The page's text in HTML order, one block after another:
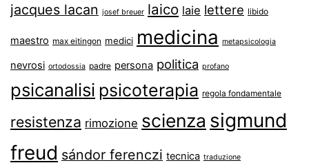
jacques lacan josef breuer laico laie lettere libido
maestro max eitingon medici medicina metapsicologia
nevrosi ortodossia padre persona politica profano
psicanalisi psicoterapia regola fondamentale
resistenza rimozione scienza sigmund
freud sándor ferenczi tecnica traduzione